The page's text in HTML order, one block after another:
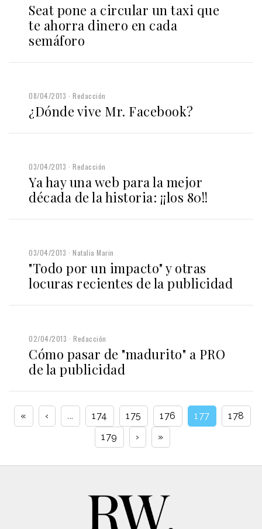
Seat pone a circular un taxi que
te ahorra dinero en cada
semáforo
08/04/2013 Redacción
¿Dónde vive Mr. Facebook?
03/04/2013 Redacción
Ya hay una web para la mejor
década de la historia: ¡¡los 80!!
03/04/2013 Natalia Marin
"Todo por un impacto" y otras
locuras recientes de la publicidad
02/04/2013 Redacción
Cómo pasar de "madurito" a PRO
de la publicidad
« ‹ ... 174 175 176 177
178
179
› »